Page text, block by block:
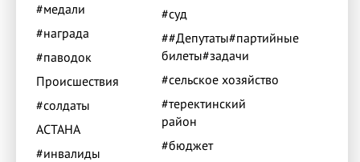
#медали
#награда
#паводок
Происшествия
#солдаты
АСТАНА
#инвалиды
#суд
##Депутаты#партийные
билеты#задачи
#сельское хозяйство
#теректинский
район
#бюджет